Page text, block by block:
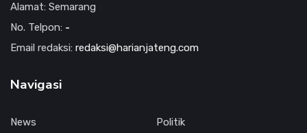
Alamat: Semarang
No. Telpon: -
Email redaksi: redaksi@harianjateng.com
Navigasi
News
Politik